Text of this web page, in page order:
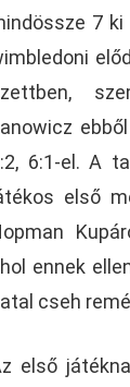
7
6:1-el. A
első
ennek
cseh
első